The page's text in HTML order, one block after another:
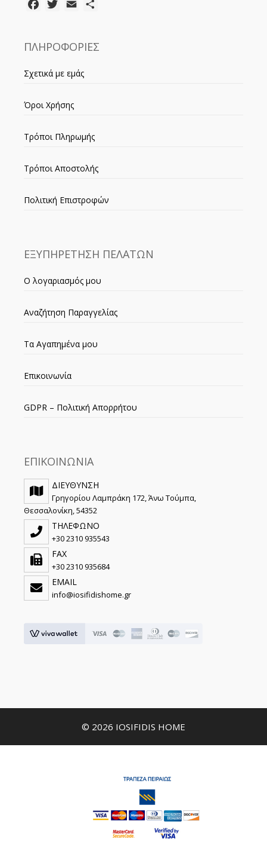
FacebookTwitter
Email
ΠΛΗΡΟΦΟΡΙΕΣ
Σχετικά με εμάς
Όροι Χρήσης
Τρόποι Πληρωμής
Τρόποι Αποστολής
Πολιτική Επιστροφών
ΕΞΥΠΗΡΕΤΗΣΗ ΠΕΛΑΤΩΝ
Ο λογαριασμός μου
Αναζήτηση Παραγγελίας
Τα Αγαπημένα μου
Επικοινωνία
GDPR – Πολιτική Απορρήτου
ΕΠΙΚΟΙΝΩΝΙΑ
ΔΙΕΥΘΥΝΣΗ
Γρηγορίου Λαμπράκη 172, Άνω Τούμπα,
Θεσσαλονίκη, 54352
ΤΗΛΕΦΩΝΟ
+30 2310 935543
FAX
+30 2310 935684
EMAIL
info@iosifidishome.gr
© 2026 IOSIFIDIS HOME